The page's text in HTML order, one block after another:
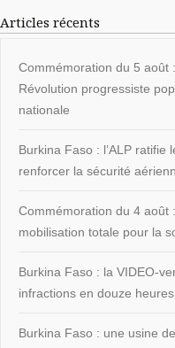
Articles récents
Commémoration du 5 août
Révolution progressiste
nationale
Burkina Faso : l’ALP
renforcer la sécurité
Commémoration du 4 août
mobilisation totale pour la
Burkina Faso : la VIDEO-
infractions en douze heures
Burkina Faso : une usine